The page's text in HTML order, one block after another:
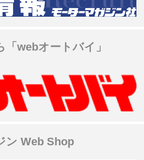
webオートバイ」
ン Web Shop